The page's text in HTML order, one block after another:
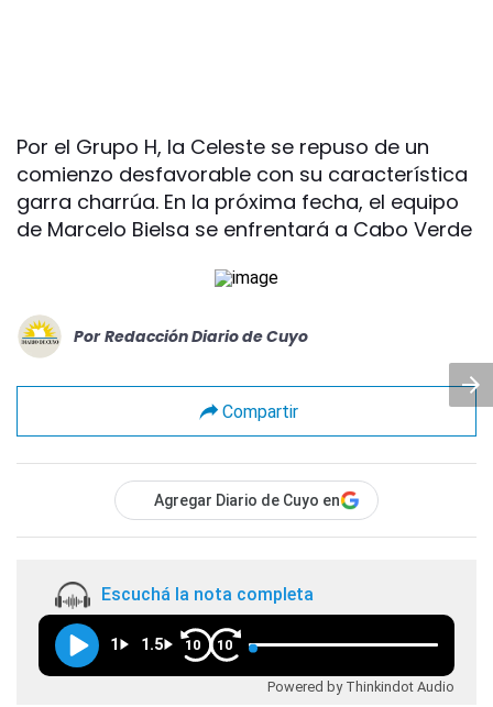
Por el Grupo H, la Celeste se repuso de un
comienzo desfavorable con su característica
garra charrúa. En la próxima fecha, el equipo
de Marcelo Bielsa se enfrentará a Cabo Verde
Por Redacción Diario de Cuyo
Compartir
Agregar Diario de Cuyo en
Escuchá la nota completa
1 1.5 10 10
Powered by Thinkindot Audio